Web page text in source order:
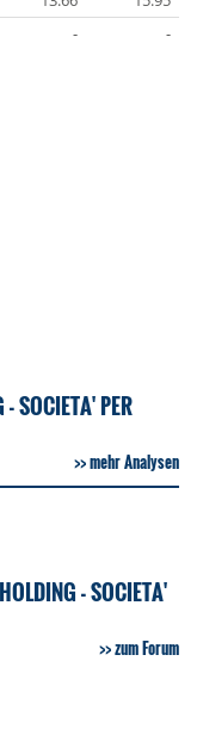
- -
- SOCIETA' PER
mehr Analysen
- SOCIETA'
zum Forum